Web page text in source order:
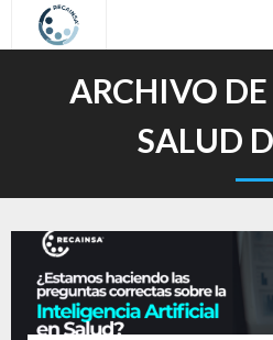
Sobre nosotros
Contacto
Idioma / Language
ARCHIVO
SALUD